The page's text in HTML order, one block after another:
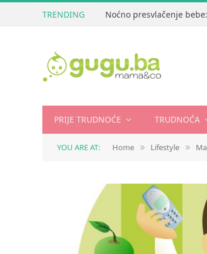
TRENDING Noćno presvlačenje
PRIJE TRUDNOĆE TRUDNOĆA
YOU ARE AT: Home » Lifestyle »